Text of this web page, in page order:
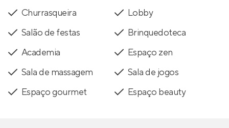
Churrasqueira
Lobby
Salão de festas
Brinquedoteca
Academia
Espaço zen
Sala de massagem
Sala de jogos
Espaço gourmet
Espaço beauty